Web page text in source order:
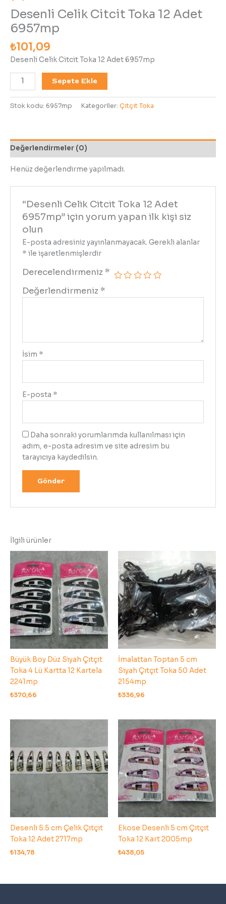
Desenli Celik Citcit Toka 12 Adet
6957mp
₺101,09
Desenli Celik Citcit Toka 12 Adet 6957mp
Sepete Ekle
Stok kodu: 6957mp Kategoriler: Çıtçıt Toka
Değerlendirmeler (0)
Henüz değerlendirme yapılmadı.
“Desenli Celik Citcit Toka 12 Adet
6957mp” için yorum yapan ilk kişi siz
olun
E-posta adresiniz yayınlanmayacak. Gerekli alanlar
* ile işaretlenmişlerdir
Derecelendirmeniz *
Değerlendirmeniz *
İsim *
E-posta *
Daha sonraki yorumlarımda kullanılması için
adım, e-posta adresim ve site adresim bu
tarayıcıya kaydedilsin.
İlgili ürünler
Büyük Boy Düz Siyah Çıtçıt
Toka 4 Lü Kartta 12 Kartela
2241mp
₺370,66
İmalattan Toptan 5 cm
Siyah Çıtçıt Toka 50 Adet
2154mp
₺336,96
Desenli 5.5 cm Çelik Çıtçıt
Toka 12 Adet 2717mp
₺134,78
Ekose Desenli 5 cm Çıtçıt
Toka 12 Kart 2005mp
₺438,05